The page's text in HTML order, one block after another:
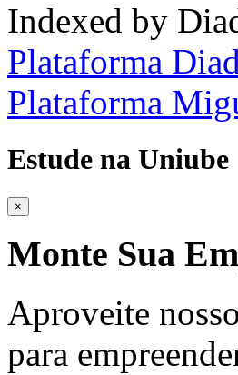
Indexed by
Plataforma
Plataforma
Estude na Uniube
×
Monte Sua
Aproveite
para